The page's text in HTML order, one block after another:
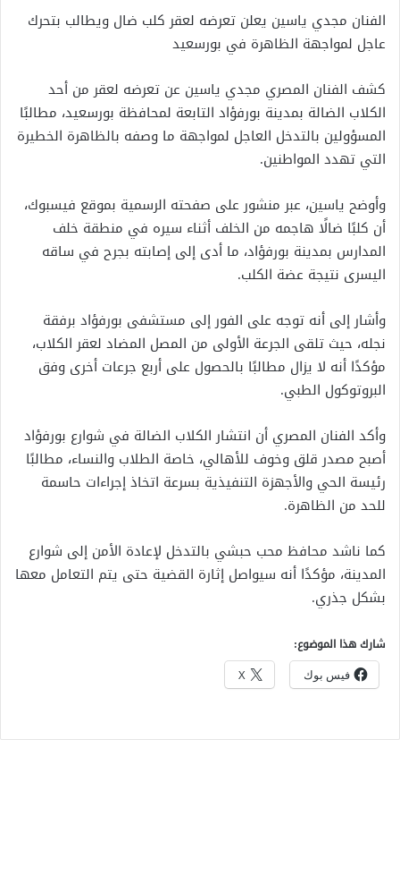
الفنان مجدي ياسين يعلن تعرضه لعقر كلب ضال ويطالب بتحرك
عاجل لمواجهة الظاهرة في بورسعيد
كشف الفنان المصري مجدي ياسين عن تعرضه لعقر من أحد
الكلاب الضالة بمدينة بورفؤاد التابعة لمحافظة بورسعيد، مطالبًا
المسؤولين بالتدخل العاجل لمواجهة ما وصفه بالظاهرة الخطيرة
التي تهدد المواطنين.
وأوضح ياسين، عبر منشور على صفحته الرسمية بموقع فيسبوك،
أن كلبًا ضالًا هاجمه من الخلف أثناء سيره في منطقة خلف
المدارس بمدينة بورفؤاد، ما أدى إلى إصابته بجرح في ساقه
اليسرى نتيجة عضة الكلب.
وأشار إلى أنه توجه على الفور إلى مستشفى بورفؤاد برفقة
نجله، حيث تلقى الجرعة الأولى من المصل المضاد لعقر الكلاب،
مؤكدًا أنه لا يزال مطالبًا بالحصول على أربع جرعات أخرى وفق
البروتوكول الطبي.
وأكد الفنان المصري أن انتشار الكلاب الضالة في شوارع بورفؤاد
أصبح مصدر قلق وخوف للأهالي، خاصة الطلاب والنساء، مطالبًا
رئيسة الحي والأجهزة التنفيذية بسرعة اتخاذ إجراءات حاسمة
للحد من الظاهرة.
كما ناشد محافظ محب حبشي بالتدخل لإعادة الأمن إلى شوارع
المدينة، مؤكدًا أنه سيواصل إثارة القضية حتى يتم التعامل معها
بشكل جذري.
شارك هذا الموضوع:
فيس بوك X